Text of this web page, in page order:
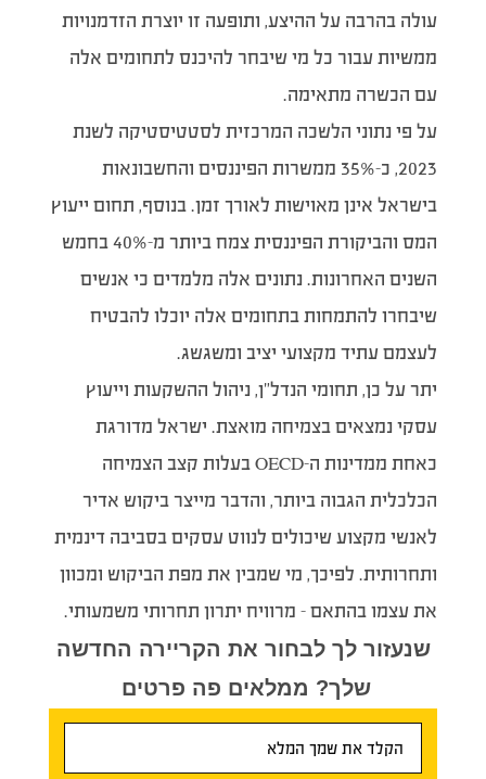
עולה בהרבה על ההיצע, ותופעה זו יוצרת הזדמנויות
ממשיות עבור כל מי שיבחר להיכנס לתחומים אלה
עם הכשרה מתאימה.
על פי נתוני הלשכה המרכזית לסטטיסטיקה לשנת
2023, כ-35% ממשרות הפיננסים והחשבונאות
בישראל אינן מאוישות לאורך זמן. בנוסף, תחום ייעוץ
המס והביקורת הפיננסית צמח ביותר מ-40% בחמש
השנים האחרונות. נתונים אלה מלמדים כי אנשים
שיבחרו להתמחות בתחומים אלה יוכלו להבטיח
לעצמם עתיד מקצועי יציב ומשגשג.
יתר על כן, תחומי הנדל”ן, ניהול ההשקעות וייעוץ
עסקי נמצאים בצמיחה מואצת. ישראל מדורגת
כאחת ממדינות ה-OECD בעלות קצב הצמיחה
הכלכלית הגבוה ביותר, והדבר מייצר ביקוש אדיר
לאנשי מקצוע שיכולים לנווט עסקים בסביבה דינמית
ותחרותית. לפיכך, מי שמבין את מפת הביקוש ומכוון
את עצמו בהתאם – מרוויח יתרון תחרותי משמעותי.
שנעזור לך לבחור את הקריירה החדשה
שלך? ממלאים פה פרטים
ראשי